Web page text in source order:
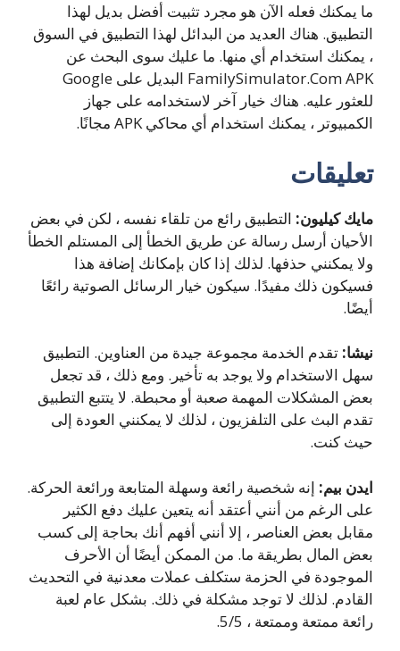
ما يمكنك فعله الآن هو مجرد تثبيت أفضل بديل لهذا
التطبيق. هناك العديد من البدائل لهذا التطبيق في السوق
، يمكنك استخدام أي منها. ما عليك سوى البحث عن
FamilySimulator.Com APK البديل على Google
للعثور عليه. هناك خيار آخر لاستخدامه على جهاز
الكمبيوتر ، يمكنك استخدام أي محاكي APK مجانًا.
تعليقات
مايك كيليون: التطبيق رائع من تلقاء نفسه ، لكن في بعض
الأحيان أرسل رسالة عن طريق الخطأ إلى المستلم الخطأ
ولا يمكنني حذفها. لذلك إذا كان بإمكانك إضافة هذا
فسيكون ذلك مفيدًا. سيكون خيار الرسائل الصوتية رائعًا
أيضًا.
نيشا: تقدم الخدمة مجموعة جيدة من العناوين. التطبيق
سهل الاستخدام ولا يوجد به تأخير. ومع ذلك ، قد تجعل
بعض المشكلات المهمة صعبة أو محبطة. لا يتتبع التطبيق
تقدم البث على التلفزيون ، لذلك لا يمكنني العودة إلى
حيث كنت.
ايدن بيم: إنه شخصية رائعة وسهلة المتابعة ورائعة الحركة.
على الرغم من أنني أعتقد أنه يتعين عليك دفع الكثير
مقابل بعض العناصر ، إلا أنني أفهم أنك بحاجة إلى كسب
بعض المال بطريقة ما. من الممكن أيضًا أن الأحرف
الموجودة في الحزمة ستكلف عملات معدنية في التحديث
القادم. لذلك لا توجد مشكلة في ذلك. بشكل عام لعبة
رائعة ممتعة وممتعة ، 5/5.